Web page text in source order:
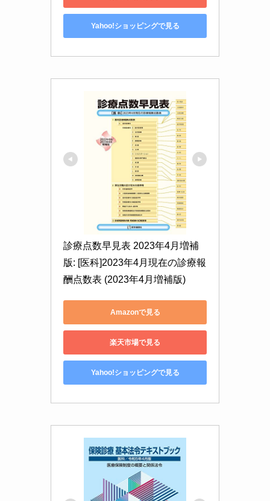
Yahoo!ショッピングで見る
診療点数早見表 2023年4月増補
版: [医科]2023年4月現在の診療報
酬点数表 (2023年4月増補版)
Amazonで見る
楽天市場で見る
Yahoo!ショッピングで見る